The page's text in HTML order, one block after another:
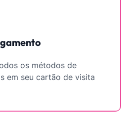
os métodos de
em seu cartão de visita